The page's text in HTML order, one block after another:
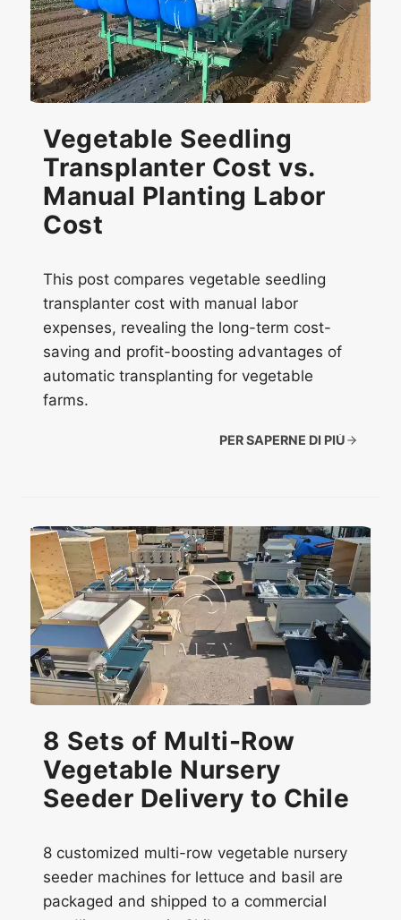
Vegetable Seedling
Transplanter Cost vs.
Manual Planting Labor
Cost
This post compares vegetable seedling
transplanter cost with manual labor
expenses, revealing the long-term cost-
saving and profit-boosting advantages of
automatic transplanting for vegetable
farms.
PER SAPERNE DI PIÙ
8 Sets of Multi-Row
Vegetable Nursery
Seeder Delivery to Chile
8 customized multi-row vegetable nursery
seeder machines for lettuce and basil are
packaged and shipped to a commercial